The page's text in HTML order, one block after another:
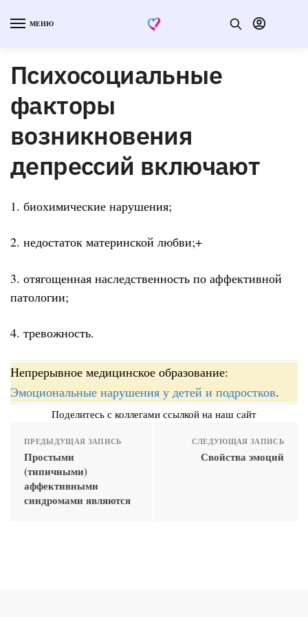
МЕНЮ
Психосоциальные
факторы
возникновения
депрессий включают
1. биохимические нарушения;
2. недостаток материнской любви;+
3. отягощенная наследственность по аффективной
патологии;
4. тревожность.
Непрерывное медицинское образование:
Эмоциональные нарушения у детей и подростков.
Поделитесь с коллегами ссылкой на наш сайт
ПРЕДЫДУЩАЯ ЗАПИСЬ
Простыми
(типичными)
аффективными
синдромами являются
СЛЕДУЮЩАЯ ЗАПИСЬ
Свойства эмоций